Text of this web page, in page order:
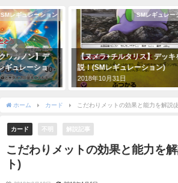
SMレギュレーション
ワガノン】デ
ギュレーショ
SMレギュレー
【ヌメラ+チルタリス】デッキ
説！(SMレギュレーション)
2018年10月31日
ホーム カード こだわりメットの効果と能力を解説(
カード 不明 解説記事
こだわりメットの効果と能力を
ト)